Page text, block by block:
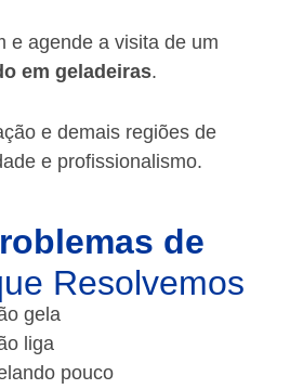
e agende a visita de um
em geladeiras.
e demais regiões de
e profissionalismo.
de
Resolvemos
gela
liga
pouco